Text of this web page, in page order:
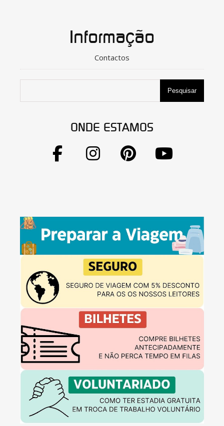
Informação
Contactos
Pesquisar
ONDE ESTAMOS